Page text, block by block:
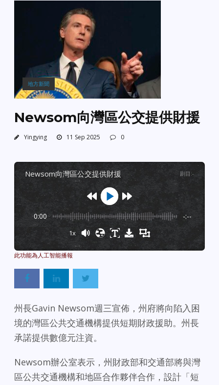
地方新聞
Newsom向灣區公交提供財援
Yingying 11 Sep 2025 0
newsom向灣區公交提供財援 剧目 :-
0:00 -:--
1x
州長Gavin Newsom週三宣佈，州府將向陷入困
境的灣區公共交通機構提供短期財政援助。州長
承諾提供數億元注資。
Newsom辦公室表示，州財政部和交通部將與灣
區公共交通機構和地區合作夥伴合作，設計「短